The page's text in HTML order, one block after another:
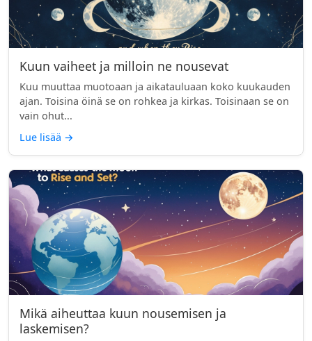
Kuun vaiheet ja milloin ne nousevat
Kuu muuttaa muotoaan ja aikatauluaan koko kuukauden
ajan. Toisina öinä se on rohkea ja kirkas. Toisinaan se on
vain ohut...
Lue lisää →
Mikä aiheuttaa kuun nousemisen ja
laskemisen?